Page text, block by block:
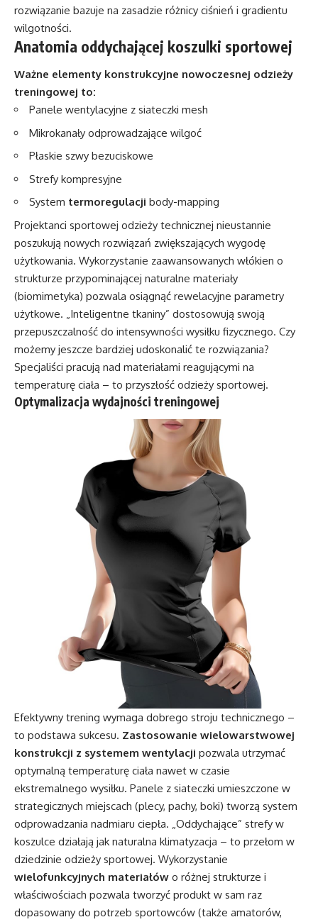
rozwiązanie bazuje na zasadzie różnicy ciśnień i gradientu
wilgotności.
Anatomia oddychającej koszulki sportowej
Ważne elementy konstrukcyjne nowoczesnej odzieży
treningowej to:
Panele wentylacyjne z siateczki mesh
Mikrokanały odprowadzające wilgoć
Płaskie szwy bezuciskowe
Strefy kompresyjne
System termoregulacji body-mapping
Projektanci sportowej odzieży technicznej nieustannie
poszukują nowych rozwiązań zwiększających wygodę
użytkowania. Wykorzystanie zaawansowanych włókien o
strukturze przypominającej naturalne materiały
(biomimetyka) pozwala osiągnąć rewelacyjne parametry
użytkowe. „Inteligentne tkaniny” dostosowują swoją
przepuszczalność do intensywności wysiłku fizycznego. Czy
możemy jeszcze bardziej udoskonalić te rozwiązania?
Specjaliści pracują nad materiałami reagującymi na
temperaturę ciała – to przyszłość odzieży sportowej.
Optymalizacja wydajności treningowej
Efektywny trening wymaga dobrego stroju technicznego –
to podstawa sukcesu. Zastosowanie wielowarstwowej
konstrukcji z systemem wentylacji pozwala utrzymać
optymalną temperaturę ciała nawet w czasie
ekstremalnego wysiłku. Panele z siateczki umieszczone w
strategicznych miejscach (plecy, pachy, boki) tworzą system
odprowadzania nadmiaru ciepła. „Oddychające” strefy w
koszulce działają jak naturalna klimatyzacja – to przełom w
dziedzinie odzieży sportowej. Wykorzystanie
wielofunkcyjnych materiałów o różnej strukturze i
właściwościach pozwala tworzyć produkt w sam raz
dopasowany do potrzeb sportowców (także amatorów,